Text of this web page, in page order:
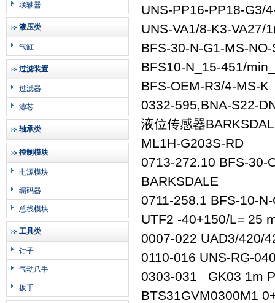
联轴器
液压类
气缸
过滤装置
过滤器
滤芯
轴承类
控制模块
电源模块
编码器
总线模块
工具类
钳子
气动爪手
扳手
UNS-PP16-PP18-
UNS-VA1/8-K3-VA27/
BFS-30-N-G1-
BFS10-N_15-451/
BFS-OEM-R3/4-
0332-595,BNA-S22-
液位传感器
ML1H-
0713-272.10 BFS-30-
BARKSDALE
0711-258.1 BFS-10-
UTF2 -40+150/
0007-022 UAD3/420/
0110-016 UNS-RG-
0303-031 GK03 1m
BTS31GVM0300M1